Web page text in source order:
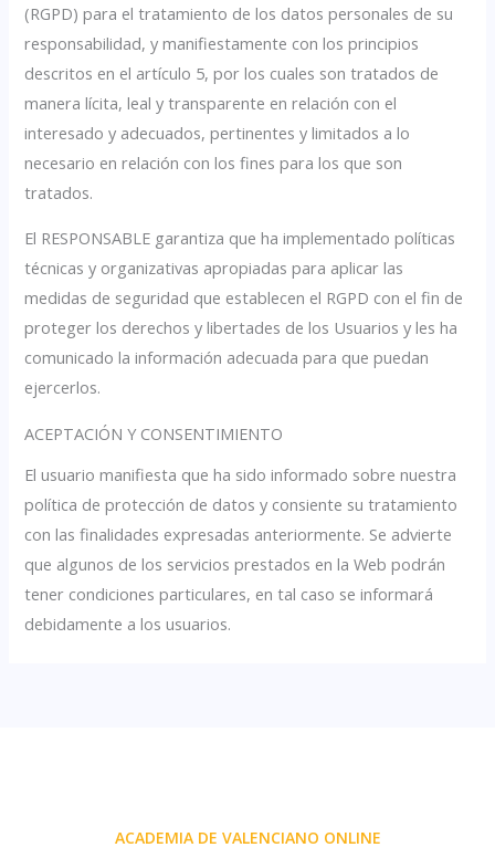
(RGPD) para el tratamiento de los datos personales de su
responsabilidad, y manifiestamente con los principios
descritos en el artículo 5, por los cuales son tratados de
manera lícita, leal y transparente en relación con el
interesado y adecuados, pertinentes y limitados a lo
necesario en relación con los fines para los que son
tratados.
El RESPONSABLE garantiza que ha implementado políticas
técnicas y organizativas apropiadas para aplicar las
medidas de seguridad que establecen el RGPD con el fin de
proteger los derechos y libertades de los Usuarios y les ha
comunicado la información adecuada para que puedan
ejercerlos.
ACEPTACIÓN Y CONSENTIMIENTO
El usuario manifiesta que ha sido informado sobre nuestra
política de protección de datos y consiente su tratamiento
con las finalidades expresadas anteriormente. Se advierte
que algunos de los servicios prestados en la Web podrán
tener condiciones particulares, en tal caso se informará
debidamente a los usuarios.
ACADEMIA DE VALENCIANO ONLINE